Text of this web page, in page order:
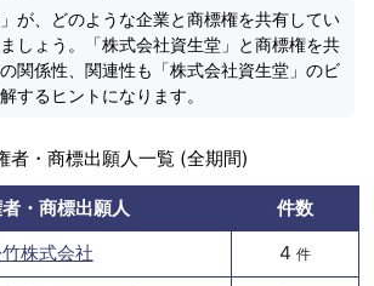
」が、どのような企業と商標権を共有してい
しょう。「株式会社資生堂」と商標権を共
関係性、関連性も「株式会社資生堂」のビ
するヒントになります。
者・商標出願人一覧 (全期間)
・商標出願人
件数
株式会社
4 件